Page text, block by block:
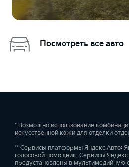
Посмотреть все авто
* Возможно использование
искусственной кожи для отделки
** Сервисы платформы Яндекс.Авто:
голосовой помощник. Сервисы Яндекс
предустановлены в мультимедийную